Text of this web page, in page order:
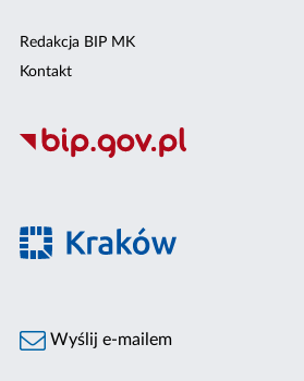
Redakcja BIP MK
Kontakt
Wyślij e-mailem